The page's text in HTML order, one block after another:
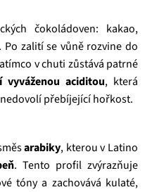
čokoládoven: kakao,
zalití se vůně rozvine do
v chuti zůstává patrné
vyváženou aciditou, která
přebíjející hořkost.
arabiky, kterou v Latino
. Tento profil zvýrazňuje
tóny a zachovává kulaté,